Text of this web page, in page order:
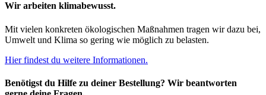
Wir arbeiten klimabewusst.
Mit vielen konkreten ökologischen Maßnahmen tragen wir dazu bei,
Umwelt und Klima so gering wie möglich zu belasten.
Hier findest du weitere Informationen.
Benötigst du Hilfe zu deiner Bestellung? Wir beantworten